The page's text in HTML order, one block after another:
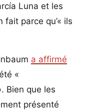
Luna et les
fait parce qu’« ils
a affirmé
«
Bien que les
présenté